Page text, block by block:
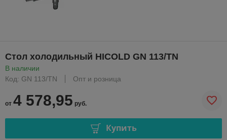
Стол холодильный HICOLD GN 113/TN
В наличии
Код: GN 113/TN
Опт и розница
от 4 578,95 руб.
Купить